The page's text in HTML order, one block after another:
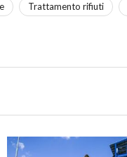
Trattamento rifiuti